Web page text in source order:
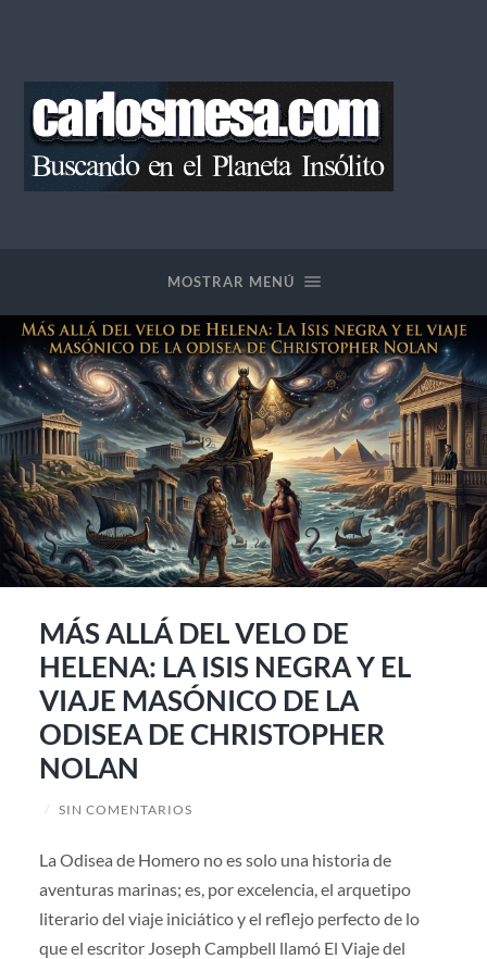
MOSTRAR MENÚ
MÁS ALLÁ DEL VELO DE
HELENA: LA ISIS NEGRA Y EL
VIAJE MASÓNICO DE LA
ODISEA DE CHRISTOPHER
NOLAN
/ SIN COMENTARIOS
La Odisea de Homero no es solo una historia de
aventuras marinas; es, por excelencia, el arquetipo
literario del viaje iniciático y el reflejo perfecto de lo
que el escritor Joseph Campbell llamó El Viaje del